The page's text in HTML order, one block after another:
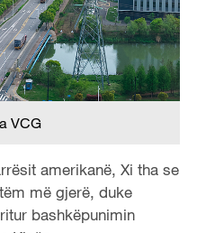
VCG
amerikanë, Xi tha se
më gjerë, duke
bashkëpunimin